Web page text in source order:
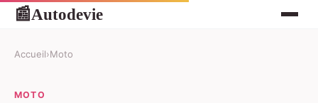
📰Autodevie
Accueil›Moto
MOTO